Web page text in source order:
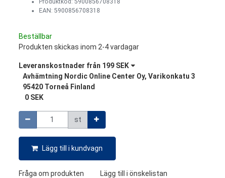
EAN: 5900856708318
Beställbar
Produkten skickas inom 2-4 vardagar
Leveranskostnader från 199 SEK
Avhämtning Nordic Online Center Oy, Varikonkatu 3
95420 Torneå Finland
0 SEK
Mängd
st
Lägg till i kundvagn
Fråga om produkten Lägg till i önskelistan